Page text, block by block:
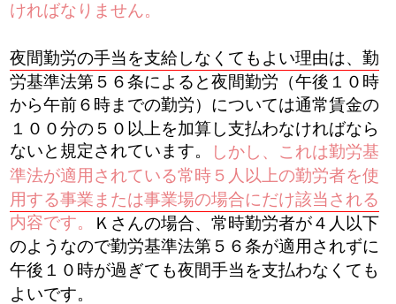
ければなりません。
夜間勤労の手当を支給しなくてもよい理由は、勤
労基準法第５６条によると夜間勤労（午後１０時
から午前６時までの勤労）については通常賃金の
１００分の５０以上を加算し支払わなければなら
ないと規定されています。
しかし、これは勤労基
準法が適用されている常時５人以上の勤労者を使
用する事業または事業場の場合にだけ該当される
内容です。
Ｋさんの場合、常時勤労者が４人以下
のようなので勤労基準法第５６条が適用されずに
午後１０時が過ぎても夜間手当を支払わなくても
よいです。